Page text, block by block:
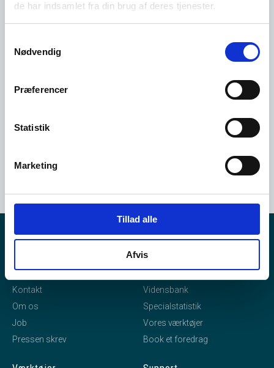
de har indsamlet fra din brug af deres tjenester.
Nødvendig
Præferencer
Statistik
Marketing
Tillad alle
Afvis
Det er gratis at oprette sig som
Forside
Kontakt
Om os
Job
Pressen skrev
Indhold
Nyheder
Vidensbank
Specialstatistik
Vores værktøjer
Book et foredrag